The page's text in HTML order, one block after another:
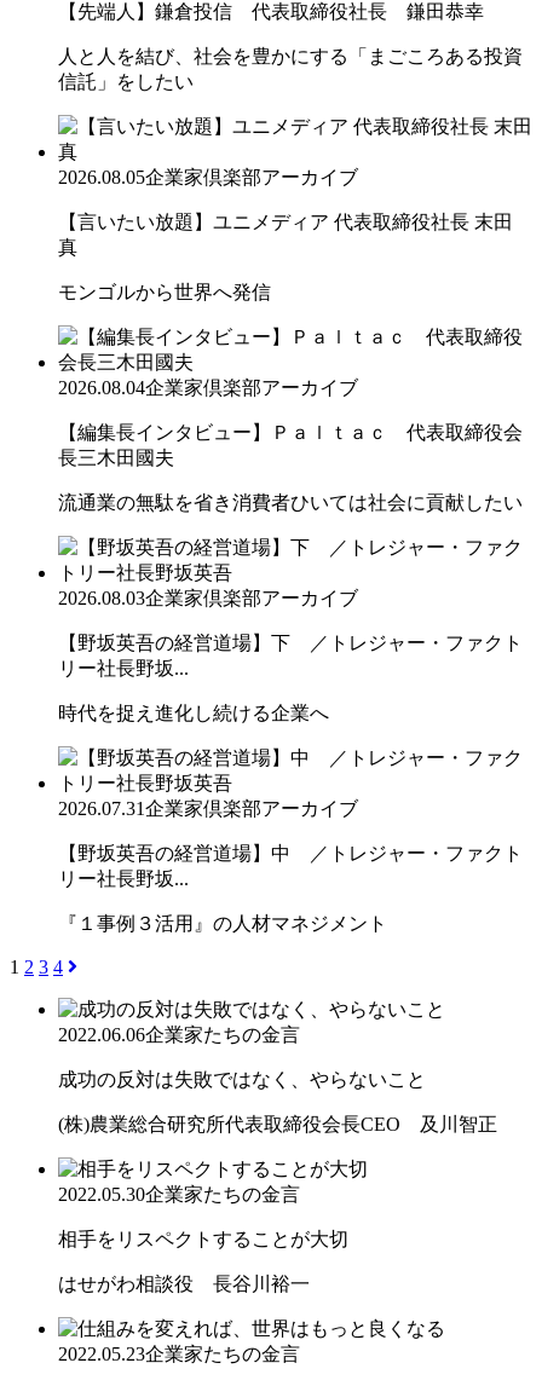
【先端人】鎌倉投信 代表取締役社長 鎌田恭幸
人と人を結び、社会を豊かにする「まごころある投資
信託」をしたい
2026.08.05企業家倶楽部アーカイブ
【言いたい放題】ユニメディア 代表取締役社長 末田
真
モンゴルから世界へ発信
2026.08.04企業家倶楽部アーカイブ
【編集長インタビュー】Ｐａｌｔａｃ 代表取締役会
長三木田國夫
流通業の無駄を省き消費者ひいては社会に貢献したい
2026.08.03企業家倶楽部アーカイブ
【野坂英吾の経営道場】下 ／トレジャー・ファクト
リー社長野坂...
時代を捉え進化し続ける企業へ
2026.07.31企業家倶楽部アーカイブ
【野坂英吾の経営道場】中 ／トレジャー・ファクト
リー社長野坂...
『１事例３活用』の人材マネジメント
1 2 3 4
2022.06.06企業家たちの金言
成功の反対は失敗ではなく、やらないこと
(株)農業総合研究所代表取締役会長CEO 及川智正
2022.05.30企業家たちの金言
相手をリスペクトすることが大切
はせがわ相談役 長谷川裕一
2022.05.23企業家たちの金言